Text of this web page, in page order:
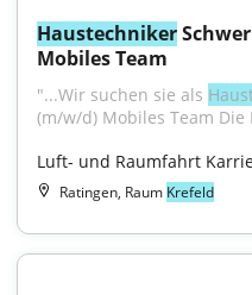
Haustechniker
Mobiles Team
"...Wir suchen sie als
(m/w/d) Mobiles Team Die
Luft- und Raumfahrt
Ratingen, Raum Krefeld